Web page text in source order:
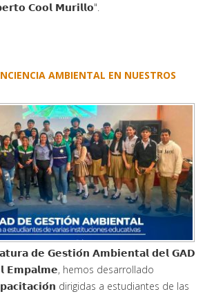
𝗖𝗼𝗼𝗹 𝗠𝘂𝗿𝗶𝗹𝗹𝗼".
AMBIENTAL EN NUESTROS
𝗱𝗲 𝗚𝗲𝘀𝘁𝗶𝗼́𝗻 𝗔𝗺𝗯𝗶𝗲𝗻𝘁𝗮𝗹 𝗱𝗲𝗹 𝗚𝗔𝗗
𝗘𝗺𝗽𝗮𝗹𝗺𝗲, hemos desarrollado
dirigidas a estudiantes de las